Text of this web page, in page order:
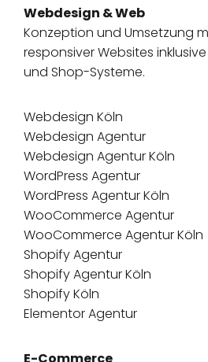
Webdesign & Web
Konzeption und Umsetzung
responsiver Websites
und Shop-Systeme.
Webdesign Köln
Webdesign Agentur
Webdesign Agentur Köln
WordPress Agentur
WordPress Agentur Köln
WooCommerce Agentur
WooCommerce Agentur Köln
Shopify Agentur
Shopify Agentur Köln
Shopify Köln
Elementor Agentur
E-Commerce